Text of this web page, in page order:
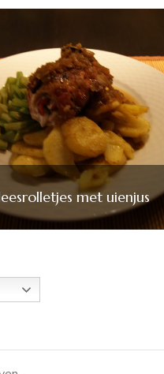
met uienjus